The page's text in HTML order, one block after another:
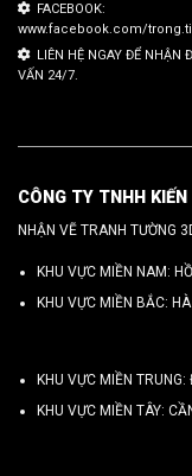
FACEBOOK:
www.facebook.com/
LIÊN HỆ NGAY ĐỂ NHẬN
VẤN 24/7.
CÔNG TY TNHH
NHẬN VẼ TRANH TƯỜNG
KHU VỰC MIỀN NAM:
KHU VỰC MIỀN BẮC: HÀ
KHU VỰC MIỀN TRUNG:
KHU VỰC MIỀN TÂY: